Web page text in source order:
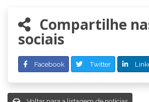
Compartilhe
sociais
Facebook Twitter